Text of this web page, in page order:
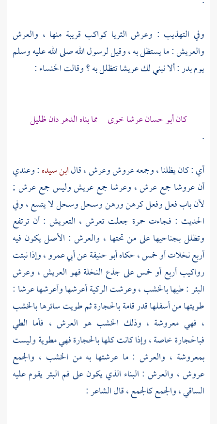
وفي التهذيب : وعرش الثريا كواكب قريبة منها ، والعرش
والعريش : ما يستظل به ، وقيل لرسول الله صلى الله عليه وسلم
يومبدر: ألا نبني لك عريشا تتظلل به ؟ وقالتالخنساء:
كانأبو حسانعرشا خوى مما بناه الدهر دان ظليل
.
أي : كان يظلنا ، وجمعه عروش وعرش ، قالابن سيده: وعندي
أن عروشا جمع عرش ، وعرشا جمع عريش وليس جمع عرش ;
لأن باب فعل وفعل كرهن ورهن وسحل وسحل لا يتسع ، وفي
الحديث : فجاءت حمرة جعلت تعرش ، التعريش : أن ترتفع
وتظلل بجناحيها على من تحتها ، والعرش : الأصل يكون فيه
أربع نخلات أو خمس ، حكاهأبو حنيفةعنأبي عمرو، وإذا نبتت
رواكيب أربع أو خمس على جذع النخلة فهو العريش ، وعرش
البئر : طيها بالخشب ، وعرشت الركية أعرشها وأعرشها عرشا :
طويتها من أسفلها قدر قامة بالحجارة ثم طويت سائرها بالخشب
، فهي معروشة ، وذلك الخشب هو العرش ، فأما الطي
فبالحجارة خاصة ، وإذا كانت كلها بالحجارة فهي مطوية وليست
بمعروشة ، والعرش : ما عرشتها به من الخشب ، والجمع
عروش ، والعرش : البناء الذي يكون على فم البئر يقوم عليه
الساقي ، والجمع كالجمع ، قال الشاعر :